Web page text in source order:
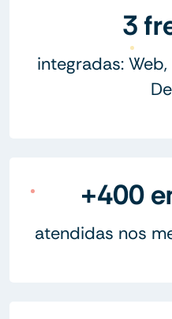
3
integradas:
+400
atendidas nos